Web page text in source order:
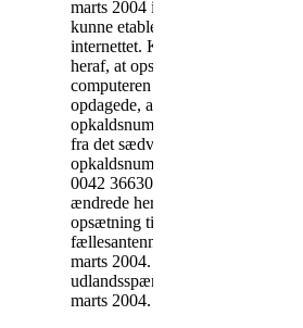
marts 2004 ikke længere
kunne etablere forbindelse til
internettet. Klager udledte
heraf, at opsætningen af
computeren var ændret, og
opdagede, at
opkaldsnummeret var ændret
fra det sædvanlige Tiscali
opkaldsnummer til nummeret
0042 3663098486. Klager
ændrede herefter sin
opsætning til lokalområdets
fællesantenneanlæg den 19.
marts 2004. Klager nedtog
udlandsspærringen den 23.
marts 2004.